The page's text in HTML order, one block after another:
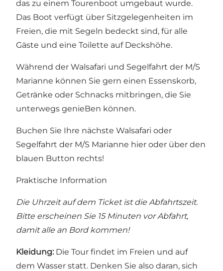
das zu einem Tourenboot umgebaut wurde.
Das Boot verfügt über Sitzgelegenheiten im
Freien, die mit Segeln bedeckt sind, für alle
Gäste und eine Toilette auf Deckshöhe.
Während der Walsafari und Segelfahrt der M/S
Marianne können Sie gern einen Essenskorb,
Getränke oder Schnacks mitbringen, die Sie
unterwegs genieBen können.
Buchen Sie Ihre nächste Walsafari oder
Segelfahrt der M/S Marianne hier oder über den
blauen Button rechts!
Praktische Information
Die Uhrzeit auf dem Ticket ist die Abfahrtszeit.
Bitte erscheinen Sie 15 Minuten vor Abfahrt,
damit alle an Bord kommen!
Kleidung: Die Tour findet im Freien und auf
dem Wasser statt. Denken Sie also daran, sich